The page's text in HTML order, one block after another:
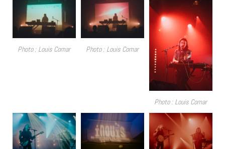
Photo : Louis Comar Photo : Louis Comar
Photo : Louis Comar